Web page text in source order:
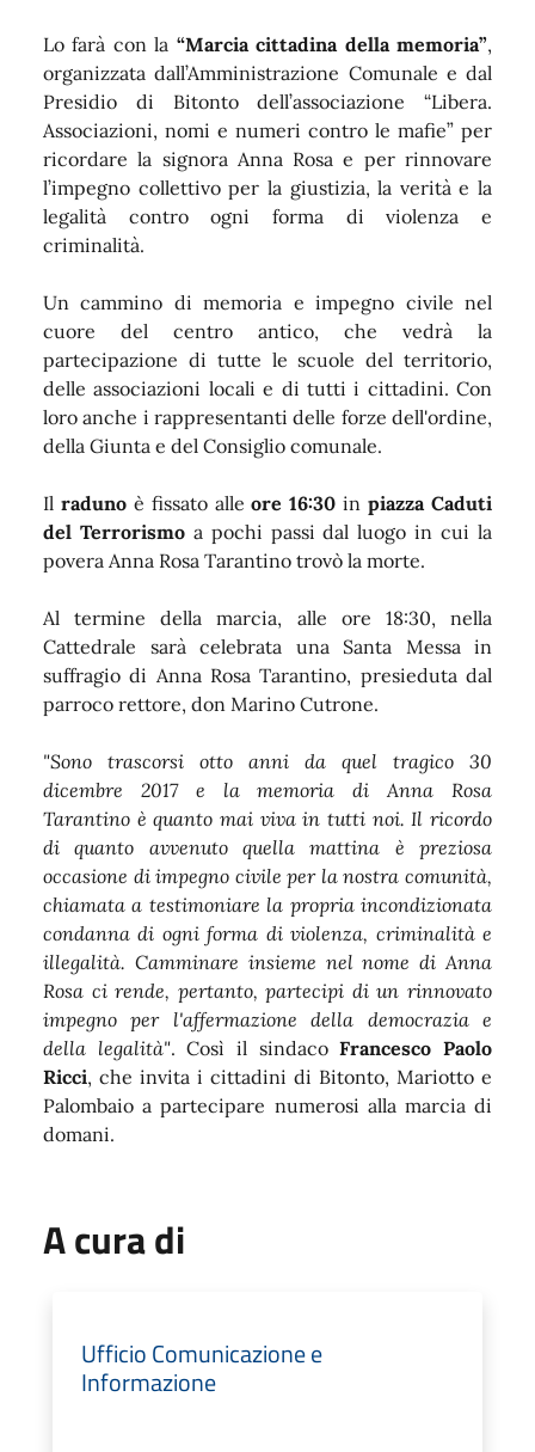
Lo farà con la “Marcia cittadina della memoria”,
organizzata dall’Amministrazione Comunale e dal
Presidio di Bitonto dell’associazione “Libera.
Associazioni, nomi e numeri contro le mafie” per
ricordare la signora Anna Rosa e per rinnovare
l’impegno collettivo per la giustizia, la verità e la
legalità contro ogni forma di violenza e
criminalità.
Un cammino di memoria e impegno civile nel
cuore del centro antico, che vedrà la
partecipazione di tutte le scuole del territorio,
delle associazioni locali e di tutti i cittadini. Con
loro anche i rappresentanti delle forze dell'ordine,
della Giunta e del Consiglio comunale.
Il radunoè fissato alleore 16:30 inpiazza Caduti
del Terrorismoa pochi passi dal luogo in cui la
povera Anna Rosa Tarantino trovò la morte.
Al termine della marcia, alle ore 18:30, nella
Cattedrale
sarà celebrata una Santa Messa in
suffragio di Anna Rosa Tarantino, presieduta dal
parroco rettore, don Marino Cutrone.
"Sono trascorsi otto anni da quel tragico 30
dicembre 2017 e la memoria di Anna Rosa
Tarantino è quanto mai viva in tutti noi. Il ricordo
di quanto avvenuto quella mattina è preziosa
occasione di impegno civile per la nostra comunità,
chiamata a testimoniare la propria incondizionata
condanna di ogni forma di violenza, criminalità e
illegalità. Camminare insieme nel nome di Anna
Rosa ci rende, pertanto, partecipi di un rinnovato
impegno per l'affermazione della democrazia e
della legalità". Così il sindacoFrancesco Paolo
Ricci, che invita i cittadini di Bitonto, Mariotto e
Palombaio a partecipare numerosi alla marcia di
domani.
A cura di
Ufficio Comunicazione e
Informazione